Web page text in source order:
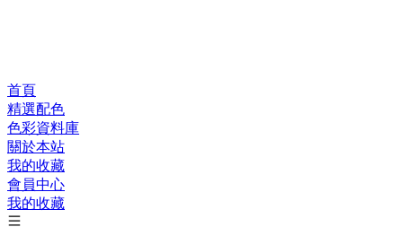
首頁
精選配色
色彩資料庫
關於本站
我的收藏
會員中心
我的收藏